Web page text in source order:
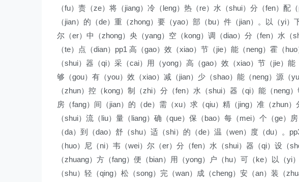
（fu）责（ze）将（jiang）冷（leng）热（re）水（shui）分（fen）配
（jian）的（de）重（zhong）要（yao）部（bu）件（jian）。以（yi）
尔（er）中（zhong）央（yang）空（kong）调（diao）分（fen）水（
（te）点（dian）pp1 高（gao）效（xiao）节（jie）能（neng）霍（
（shui）器（qi）采（cai）用（yong）高（gao）效（xiao）节（jie）
够（gou）有（you）效（xiao）减（jian）少（shao）能（neng）源（
（zhun）控（kong）制（zhi）分（fen）水（shui）器（qi）能（neng
房（fang）间（jian）的（de）需（xu）求（qiu）精（jing）准（zhun
（shui）流（liu）量（liang）确（que）保（bao）每（mei）个（ge）
（da）到（dao）舒（shu）适（shi）的（de）温（wen）度（du）。
（huo）尼（ni）韦（wei）尔（er）分（fen）水（shui）器（qi）设（
（zhuang）方（fang）便（bian）用（yong）户（hu）可（ke）以（
（shu）轻（qing）松（song）完（wan）成（cheng）安（an）装（